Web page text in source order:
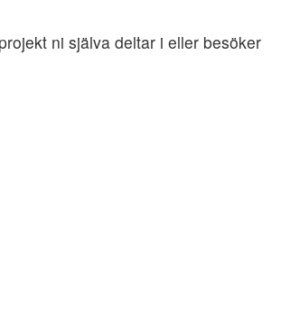
ni själva deltar i eller besöker